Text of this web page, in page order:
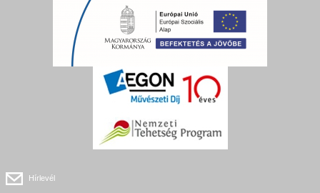
Hírlevél